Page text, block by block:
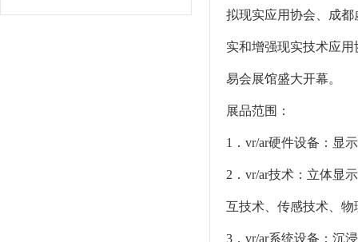
拟现实应用协会、成
实和增强现实技术应
易会展馆盛大开幕。
展品范围：
1．vr/ar硬件设备：显
2．vr/ar技术：立体显
互技术、传感技术、
3．vr/ar系统设备：沉